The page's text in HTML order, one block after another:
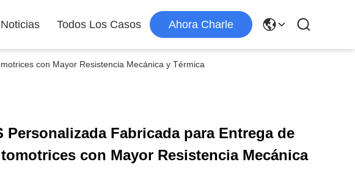
Noticias Todos Los Casos Ahora Charle
con Mayor Resistencia Mecánica y Térmica
Personalizada Fabricada para Entrega de
con Mayor Resistencia Mecánica